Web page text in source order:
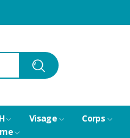
Visage Corps